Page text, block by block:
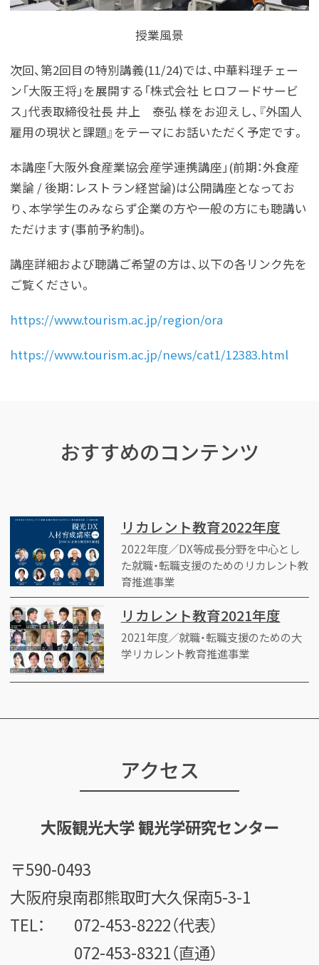
授業風景
次回、第2回目の特別講義(11/24)では、中華料理チェー
ン「大阪王将」を展開する「株式会社 ヒロフードサービ
ス」代表取締役社長 井上 泰弘 様をお迎えし、『外国人
雇用の現状と課題』をテーマにお話いただく予定です。
本講座「大阪外食産業協会産学連携講座」(前期：外食産
業論 / 後期：レストラン経営論)は公開講座となってお
り、本学学生のみならず企業の方や一般の方にも聴講い
ただけます(事前予約制)。
講座詳細および聴講ご希望の方は、以下の各リンク先を
ご覧ください。
https://www.tourism.ac.jp/region/ora
https://www.tourism.ac.jp/news/cat1/12383.html
おすすめのコンテンツ
リカレント教育2022年度
2022年度／DX等成長分野を中心とし
た就職・転職支援のためのリカレント教
育推進事業
リカレント教育2021年度
2021年度／就職・転職支援のための大
学リカレント教育推進事業
アクセス
大阪観光大学 観光学研究センター
〒590-0493
大阪府泉南郡熊取町大久保南5-3-1
TEL：
072-453-8222（代表）
072-453-8321（直通）